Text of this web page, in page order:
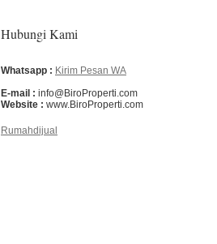
Hubungi Kami
Whatsapp : Kirim Pesan WA
E-mail : info@BiroProperti.com
Website : www.BiroProperti.com
Rumahdijual